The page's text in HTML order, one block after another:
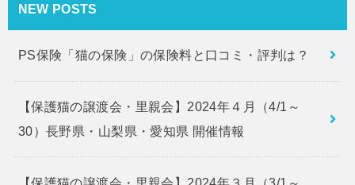
NEW POSTS
PS保険「猫の保険」の保険料と口コミ・評判は？
【保護猫の譲渡会・里親会】2024年４月（4/1～
30）長野県・山梨県・愛知県 開催情報